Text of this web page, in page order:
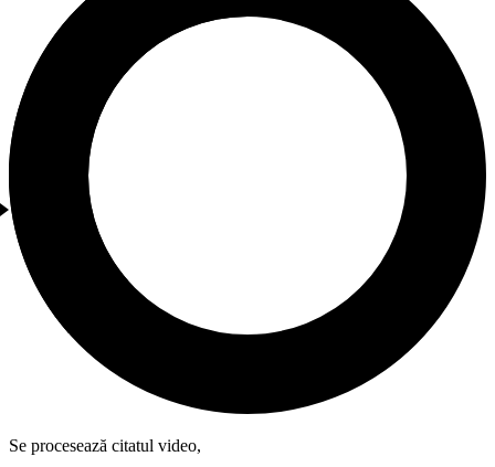
Se procesează citatul video,